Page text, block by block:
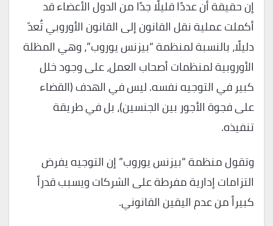
إن حقيقة أن عددًا قليلًا جدًا من الدول الأعضاء قد
أكملت عملية نقل القانون إلى القانون الأوروبي تُعدّ
دليلًا، بالنسبة لمنظمة “بيزنس يوروب”، وهي المظلة
الأوروبية لمنظمات أصحاب العمل، على وجود خلل
كبير في التوجيه نفسه. ليس في الهدف (القضاء
على فجوة الأجور بين الجنسين)، بل في طريقة
تنفيذه.
وتقول منظمة “بيزنس يوروب” إن التوجيه يفرض
التزامات إدارية مفرطة على الشركات ويسبب قدراً
كبيراً من عدم اليقين القانوني.